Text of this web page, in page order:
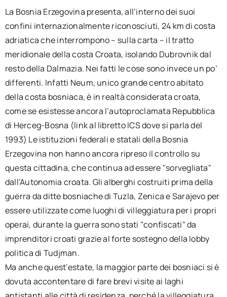
La Bosnia Erzegovina presenta, all’interno dei suoi
confini internazionalmente riconosciuti, 24 km di costa
adriatica che interrompono – sulla carta – il tratto
meridionale della costa Croata, isolando Dubrovnik dal
resto della Dalmazia. Nei fatti le cose sono invece un po’
differenti. Infatti Neum, unico grande centro abitato
della costa bosniaca, è in realtà considerata croata,
come se esistesse ancora l’autoproclamata Repubblica
di Herceg-Bosna (link al libretto ICS dove si parla del
1993) Le istituzioni federali e statali della Bosnia
Erzegovina non hanno ancora ripreso il controllo su
questa cittadina, che continua ad essere "sorvegliata"
dall’Autonomia croata. Gli alberghi costruiti prima della
guerra da ditte bosniache di Tuzla, Zenica e Sarajevo per
essere utilizzate come luoghi di villeggiatura per i propri
operai, durante la guerra sono stati "confiscati" da
imprenditori croati grazie al forte sostegno della lobby
politica di Tudjman.
Ma anche quest’estate, la maggior parte dei bosniaci si è
dovuta accontentare di fare brevi visite ai laghi